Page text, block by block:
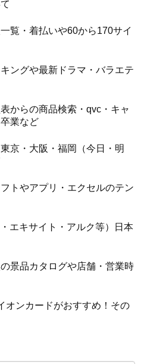
覧・着払いや60から170サイ
ングや最新ドラマ・バラエテ
からの商品検索・qvc・キャ
業など
京・大阪・福岡（今日・明
トやアプリ・エクセルのテン
エキサイト・アルク等）日本
景品カタログや店舗・営業時
オンカードがおすすめ！その